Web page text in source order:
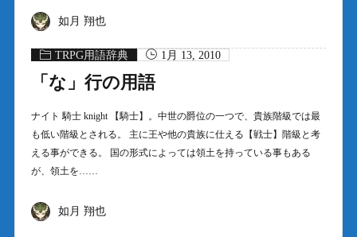
如月 翔也
TRPG用語辞典 1月 13, 2010
「な」行の用語
ナイト 騎士 knight 【騎士】。中世の爵位の一つで、貴族階級では最
も低い階級とされる。 主に王や他の貴族に仕える【戦士】階級と考
える事ができる。 国の形式によっては領土を持っている事もある
が、領土を……
如月 翔也